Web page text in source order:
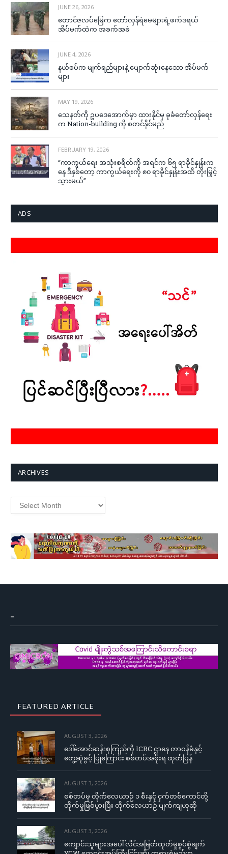
JUNE 26, 2026
တောင်ဇလပ်မြေက တော်လှန်ရဲမေများရဲ့ဖက်ဒရယ်
အိပ်မက်ထဲက အခက်အခဲ
JUNE 4, 2026
နယ်စပ်က မျက်ရည်များနဲ့ ပျောက်ဆုံးနေသော အိပ်မက်
များ
MAY 19, 2026
သေနတ်ကို ဥပဒေအောက်မှာ ထားနိုင်မှ ခုခံတော်လှန်ရေး
က Nation-building ကို စတင်နိုင်မည်
FEBRUARY 19, 2026
“ကာကွယ်ရေး အသုံးစရိတ်ကို အရင်က ၆၅ ရာခိုင်နှုန်းက
နေ ဒီနှစ်တော့ ကာကွယ်ရေးကို ၈၀ ရာခိုင်နှုန်းအထိ တိုးမြှင့်
သွားမယ်”
ADS
ARCHIVES
Archives
–
FEATURED ARTICLE
AUGUST 3, 2026
ဒေါ်အောင်ဆန်းစုကြည်ကို ICRC ဌာနေ တာဝန်ခံနှင့်
တွေ့ဆုံခွင့် ပြုကြောင်း စစ်တပ်အစိုးရ ထုတ်ပြန်
AUGUST 3, 2026
စစ်တပ်မှ တိုက်လေယာဉ် ၁ စီးနှင့် ငှက်တစ်ကောင်တို့
တိုက်မှုဖြစ်ပွားပြီး တိုက်လေယာဉ် ပျက်ကျဟုဆို
AUGUST 3, 2026
ကျောင်းသူများအပေါ် လိင်အမြတ်ထုတ်မှုစွပ်စွဲချက်